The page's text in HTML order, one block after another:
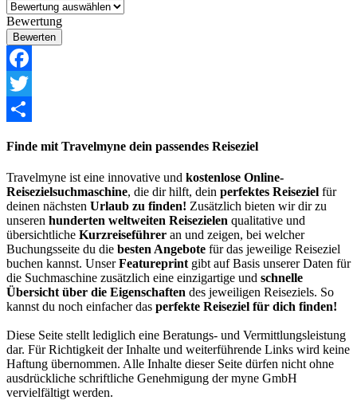
Bewertung
Facebook
Twitter
Finde mit Travelmyne dein passendes Reiseziel
Travelmyne ist eine innovative und kostenlose Online-
Reisezielsuchmaschine, die dir hilft, dein perfektes Reiseziel für
deinen nächsten Urlaub zu finden! Zusätzlich bieten wir dir zu
unseren hunderten weltweiten Reisezielen qualitative und
übersichtliche Kurzreiseführer an und zeigen, bei welcher
Buchungsseite du die besten Angebote für das jeweilige Reiseziel
buchen kannst. UnserFeatureprint gibt auf Basis unserer Daten für
die Suchmaschine zusätzlich eine einzigartige und schnelle
Übersicht über die Eigenschaften des jeweiligen Reiseziels. So
kannst du noch einfacher das perfekte Reiseziel für dich finden!
Diese Seite stellt lediglich eine Beratungs- und Vermittlungsleistung
dar. Für Richtigkeit der Inhalte und weiterführende Links wird keine
Haftung übernommen. Alle Inhalte dieser Seite dürfen nicht ohne
ausdrückliche schriftliche Genehmigung der myne GmbH
vervielfältigt werden.